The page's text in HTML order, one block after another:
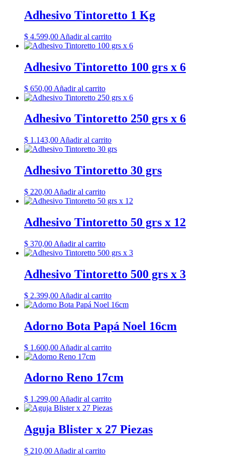
Adhesivo Tintoretto 1 Kg
$ 4.599,00 Añadir al carrito
Adhesivo Tintoretto 100 grs x 6
$ 650,00 Añadir al carrito
Adhesivo Tintoretto 250 grs x 6
$ 1.143,00 Añadir al carrito
Adhesivo Tintoretto 30 grs
$ 220,00 Añadir al carrito
Adhesivo Tintoretto 50 grs x 12
$ 370,00 Añadir al carrito
Adhesivo Tintoretto 500 grs x 3
$ 2.399,00 Añadir al carrito
Adorno Bota Papá Noel 16cm
$ 1.600,00 Añadir al carrito
Adorno Reno 17cm
$ 1.299,00 Añadir al carrito
Aguja Blister x 27 Piezas
$ 210,00 Añadir al carrito